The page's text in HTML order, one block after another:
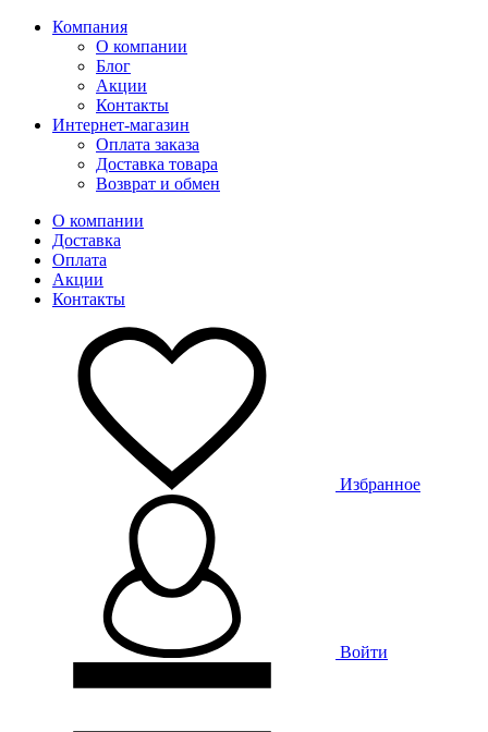
Компания
О компании
Блог
Акции
Контакты
Интернет-магазин
Оплата заказа
Доставка товара
Возврат и обмен
О компании
Доставка
Оплата
Акции
Контакты
Избранное
Войти